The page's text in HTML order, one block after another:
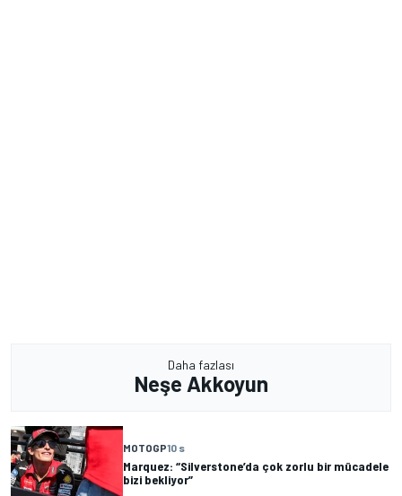
Daha fazlası
Neşe Akkoyun
MOTOGP10 s
Marquez: “Silverstone’da çok zorlu bir mücadele
bizi bekliyor”